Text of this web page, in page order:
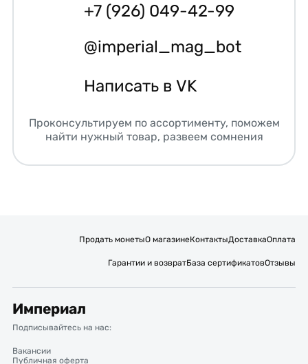
+7 (926) 049-42-99
@imperial_mag_bot
Написать в VK
Проконсультируем по ассортименту, поможем
найти нужный товар, развеем сомнения
Продать монетыО магазинеКонтактыДоставкаОплата
Гарантии и возвратБаза сертификатовОтзывы
Империал
Подписывайтесь на нас:
Вакансии
Публичная оферта